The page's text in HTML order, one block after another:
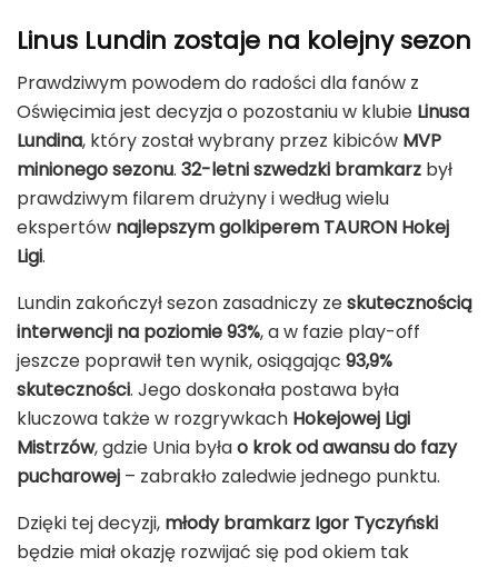
Linus Lundin zostaje na kolejny sezon
Prawdziwym powodem do radości dla fanów z
Oświęcimia jest decyzja o pozostaniu w klubie Linusa
Lundina, który został wybrany przez kibiców MVP
minionego sezonu. 32-letni szwedzki bramkarz był
prawdziwym filarem drużyny i według wielu
ekspertów najlepszym golkiperem TAURON Hokej
Ligi.
Lundin zakończył sezon zasadniczy zeskutecznością
interwencji na poziomie 93%, a w fazie play-off
jeszcze poprawił ten wynik, osiągając 93,9%
skuteczności. Jego doskonała postawa była
kluczowa także w rozgrywkach Hokejowej Ligi
Mistrzów, gdzie Unia byłao krok od awansu do fazy
pucharowej – zabrakło zaledwie jednego punktu.
Dzięki tej decyzji, młody bramkarz Igor Tyczyński
będzie miał okazję rozwijać się pod okiem tak